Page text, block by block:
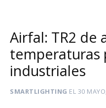
Airfal: TR2 de
temperaturas
industriales
SMARTLIGHTING EL 30